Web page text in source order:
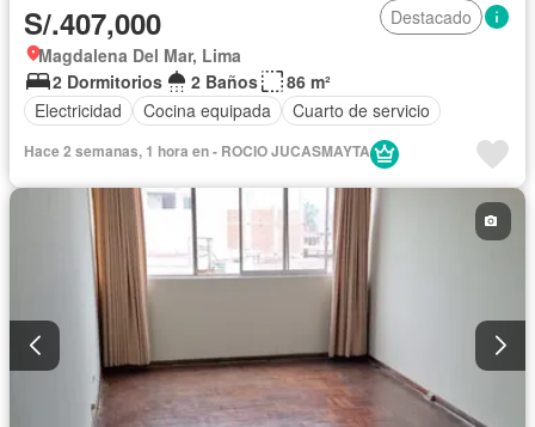
S/.407,000
Destacado
Magdalena Del Mar, Lima
2 Dormitorios
2 Baños
86 m²
Electricidad
Cocina equipada Cuarto de servicio
Hace 2 semanas, 1 hora en - ROCIO JUCASMAYTA